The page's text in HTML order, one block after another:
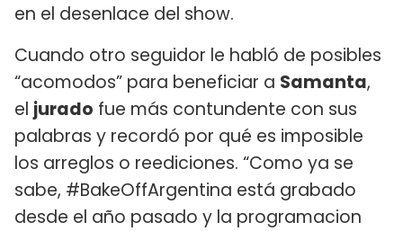
en el desenlace del show.
Cuando otro seguidor le habló de posibles
“acomodos” para beneficiar a Samanta,
el jurado fue más contundente con sus
palabras y recordó por qué es imposible
los arreglos o reediciones. “Como ya se
sabe, #BakeOffArgentina está grabado
desde el año pasado y la programacion